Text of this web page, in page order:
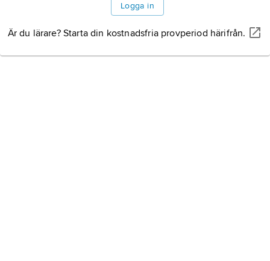
Logga in
Är du lärare? Starta din kostnadsfria provperiod härifrån.